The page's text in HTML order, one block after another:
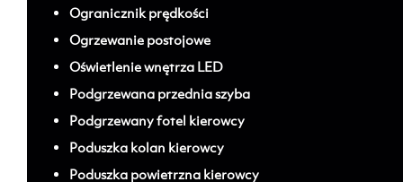
Ogranicznik prędkości
Ogrzewanie postojowe
Oświetlenie wnętrza LED
Podgrzewana przednia szyba
Podgrzewany fotel kierowcy
Poduszka kolan kierowcy
Poduszka powietrzna kierowcy